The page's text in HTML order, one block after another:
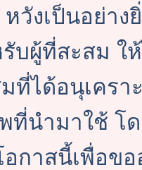
วังเป็นอย่า
บผู้ที่สะสม
ที่ได้อนุเคร
ที่นำมาใช้ โ
อกาสนี้เพื่อข